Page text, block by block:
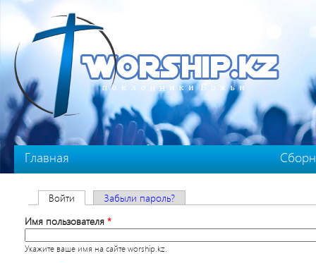
Перейти к основному содержанию
Главная
Главные вкладки
Войти (активная вкладка)
Забыли пароль?
Имя пользователя *
Укажите ваше имя на сайте worship.kz.